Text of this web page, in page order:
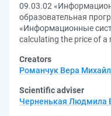
09.03.02
образовательная
«Информационные
calculating the price of a
Creators
Романчук Вера
Scientific adviser
Черненькая Людмила